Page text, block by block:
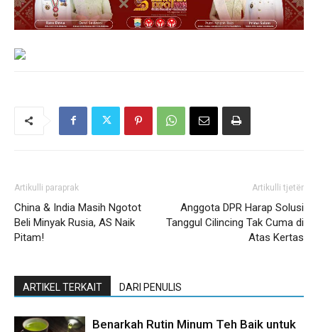
Artikulli paraprak
China & India Masih Ngotot
Beli Minyak Rusia, AS Naik
Pitam!
Artikulli tjetër
Anggota DPR Harap Solusi
Tanggul Cilincing Tak Cuma di
Atas Kertas
ARTIKEL TERKAIT DARI PENULIS
Benarkah Rutin Minum Teh Baik untuk